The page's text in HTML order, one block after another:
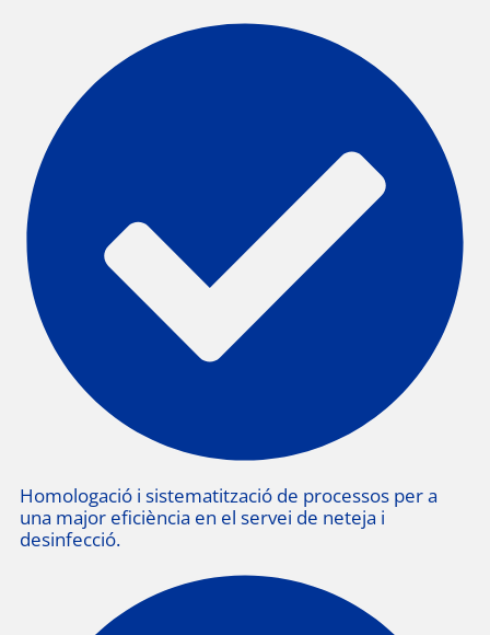
Homologació i sistematització de processos per a
una major eficiència en el servei de neteja i
desinfecció.